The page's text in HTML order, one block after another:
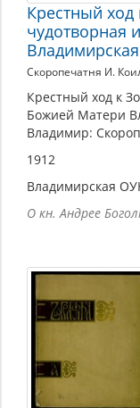
Крестный
чудотворная
Владимирская
Скоропечатня И.
Крестный ход к
Божией Матери
Владимир:
1912
Владимирская
О кн. Андрее